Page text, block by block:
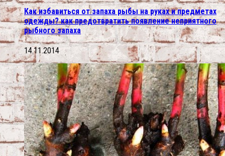
Как избавиться от запаха рыбы на руках и предметах
одежды? как предотвратить появление неприятного
рыбного запаха
14.11.2014